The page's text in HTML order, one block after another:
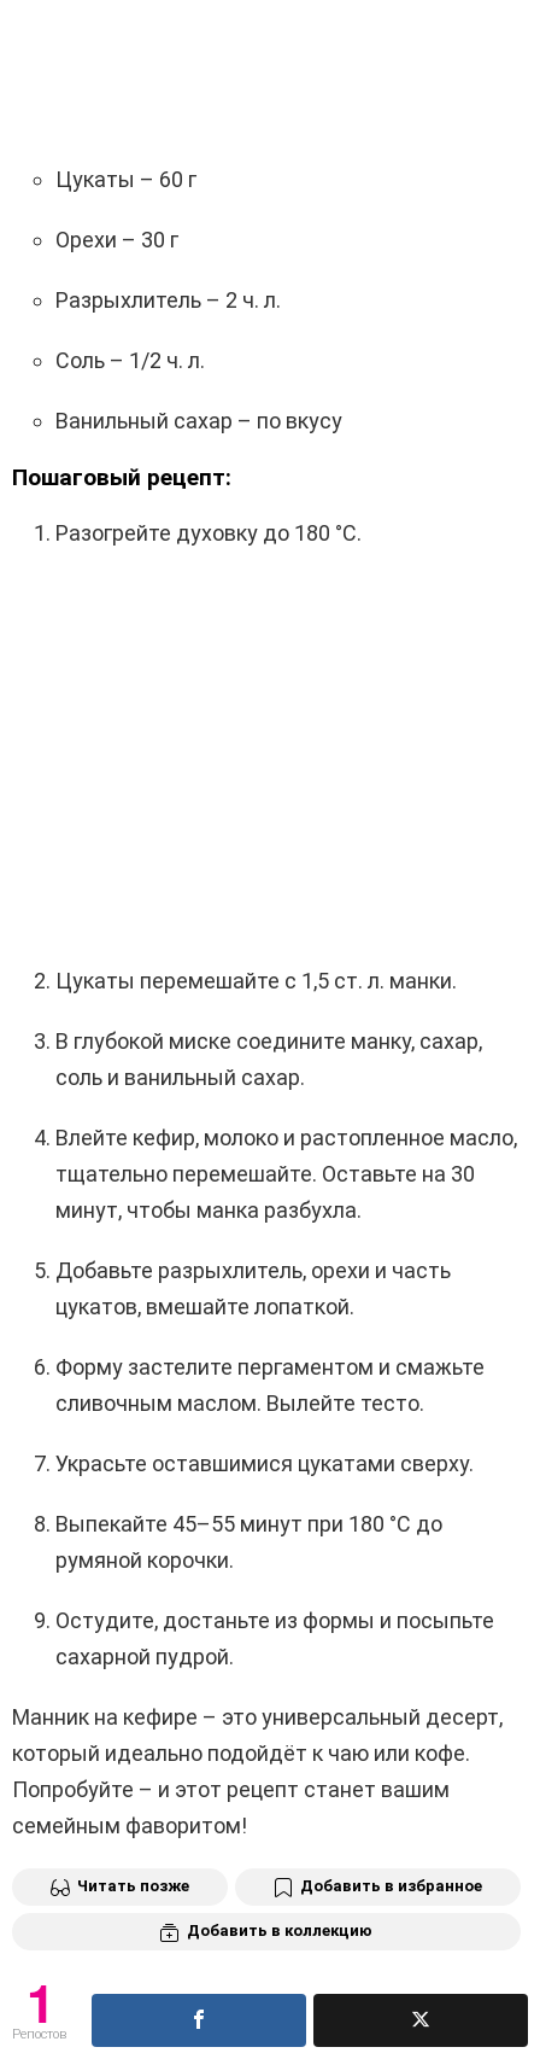
Цукаты – 60 г
Орехи – 30 г
Разрыхлитель – 2 ч. л.
Соль – 1/2 ч. л.
Ванильный сахар – по вкусу
Пошаговый рецепт:
Разогрейте духовку до 180 °С.
Цукаты перемешайте с 1,5 ст. л. манки.
В глубокой миске соедините манку, сахар,
соль и ванильный сахар.
Влейте кефир, молоко и растопленное масло,
тщательно перемешайте. Оставьте на 30
минут, чтобы манка разбухла.
Добавьте разрыхлитель, орехи и часть
цукатов, вмешайте лопаткой.
Форму застелите пергаментом и смажьте
сливочным маслом. Вылейте тесто.
Украсьте оставшимися цукатами сверху.
Выпекайте 45–55 минут при 180 °С до
румяной корочки.
Остудите, достаньте из формы и посыпьте
сахарной пудрой.
Манник на кефире – это универсальный десерт,
который идеально подойдёт к чаю или кофе.
Попробуйте – и этот рецепт станет вашим
семейным фаворитом!
Читать позже Добавить в избранное
Добавить в коллекцию
1
Репостов